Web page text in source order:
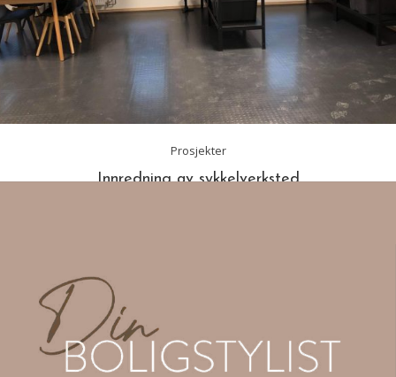
Prosjekter
Innredning av sykkelverksted